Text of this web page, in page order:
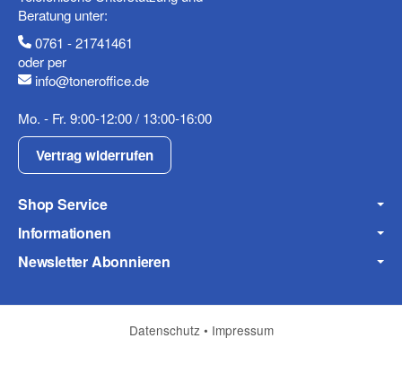
Mobiltelefon
Fax
Frage zum Artikel
Beratung unter:
0761 - 21741461
oder per
info@toneroffice.de
Mo. - Fr. 9:00-12:00 / 13:00-16:00
Vertrag widerrufen
Shop Service
Informationen
Newsletter Abonnieren
Datenschutz • Impressum